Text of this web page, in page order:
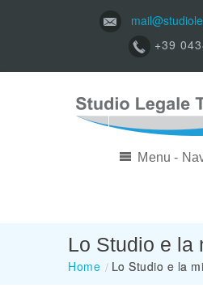
+39
Menu -
Lo Studio e la
Home / Lo Studio e la